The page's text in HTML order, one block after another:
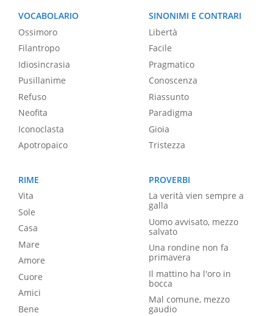
VOCABOLARIO
Ossimoro
Filantropo
Idiosincrasia
Pusillanime
Refuso
Neofita
Iconoclasta
Apotropaico
SINONIMI E CONTRARI
Libertà
Facile
Pragmatico
Conoscenza
Riassunto
Paradigma
Gioia
Tristezza
RIME
Vita
Sole
Casa
Mare
Amore
Cuore
Amici
Bene
PROVERBI
La verità vien sempre a
galla
Uomo avvisato, mezzo
salvato
Una rondine non fa
primavera
Il mattino ha l'oro in
bocca
Mal comune, mezzo
gaudio